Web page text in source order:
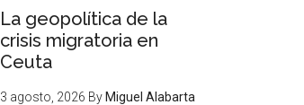
La geopolítica de la
crisis migratoria en
Ceuta
3 agosto, 2026 By Miguel Alabarta